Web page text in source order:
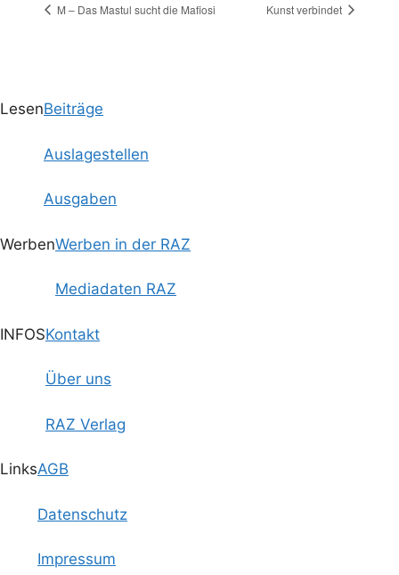
M – Das Mastul sucht die Mafiosi Kunst verbindet
LesenBeiträge
Auslagestellen
Ausgaben
WerbenWerben in der RAZ
Mediadaten RAZ
INFOSKontakt
Über uns
RAZ Verlag
LinksAGB
Datenschutz
Impressum